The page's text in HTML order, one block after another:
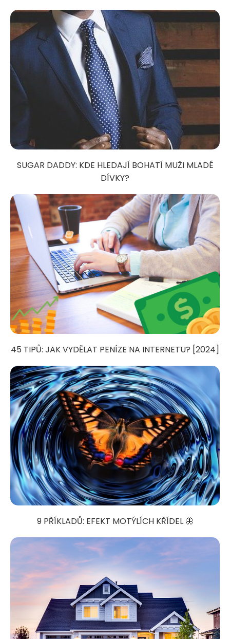
SUGAR DADDY: KDE HLEDAJÍ BOHATÍ MUŽI MLADÉ
DÍVKY?
45 TIPŮ: JAK VYDĚLAT PENÍZE NA INTERNETU? [2024]
9 PŘÍKLADŮ: EFEKT MOTÝLÍCH KŘÍDEL 🦋